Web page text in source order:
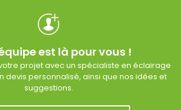
est là pour vous !
projet avec un spécialiste en éclairage
devis personnalisé, ainsi que nos idées et
suggestions.